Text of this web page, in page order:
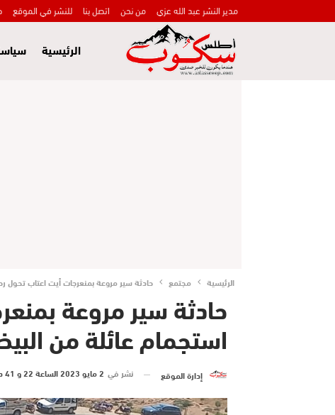
مدير النشر عبد الله عزي من نحن اتصل بنا للنشر في الموقع
الرئيسية
الرئيسية مجتمع حادثة سير مروعة بمنعرجات أيت اعتاب تحول
حادثة سير مروعة
استجمام عائلة من
إدارة الموقع نشر في 2 مايو 2023 الساعة 22 و 41 دقيقة